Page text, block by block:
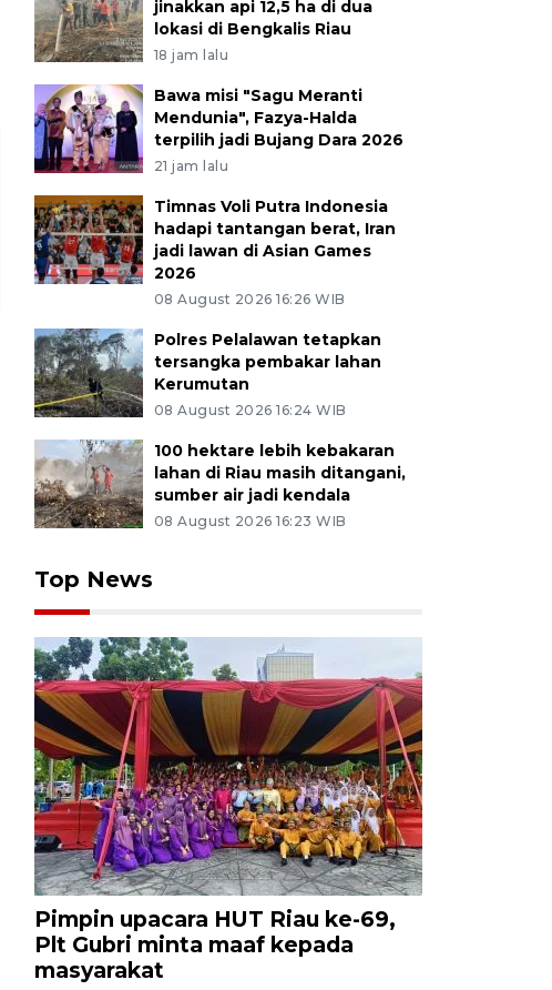
jinakkan api 12,5 ha di dua
lokasi di Bengkalis Riau
18 jam lalu
Bawa misi "Sagu Meranti
Mendunia", Fazya-Halda
terpilih jadi Bujang Dara 2026
21 jam lalu
Timnas Voli Putra Indonesia
hadapi tantangan berat, Iran
jadi lawan di Asian Games
2026
08 August 2026 16:26 WIB
Polres Pelalawan tetapkan
tersangka pembakar lahan
Kerumutan
08 August 2026 16:24 WIB
100 hektare lebih kebakaran
lahan di Riau masih ditangani,
sumber air jadi kendala
08 August 2026 16:23 WIB
Top News
Pimpin upacara HUT Riau ke-69,
Plt Gubri minta maaf kepada
masyarakat